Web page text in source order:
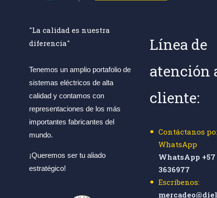
"La calidad es nuestra
diferencia"
Tenemos un amplio portafolio de
sistemas eléctricos de alta
calidad y contamos con
representaciones de los más
importantes fabricantes del
mundo.
¡Queremos ser tu aliado
estratégico!
Línea de
atención
cliente:
Contáctanos
WhatsApp
WhatsApp +57
3636977
Escríbenos: